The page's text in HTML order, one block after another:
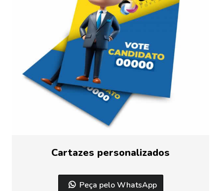
Cartazes personalizados
Peça pelo WhatsApp